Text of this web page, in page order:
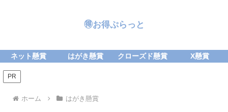
🉐お得ぷらっと
ネット懸賞 はがき懸賞 クローズド懸賞 X懸賞
PR
ホーム はがき懸賞